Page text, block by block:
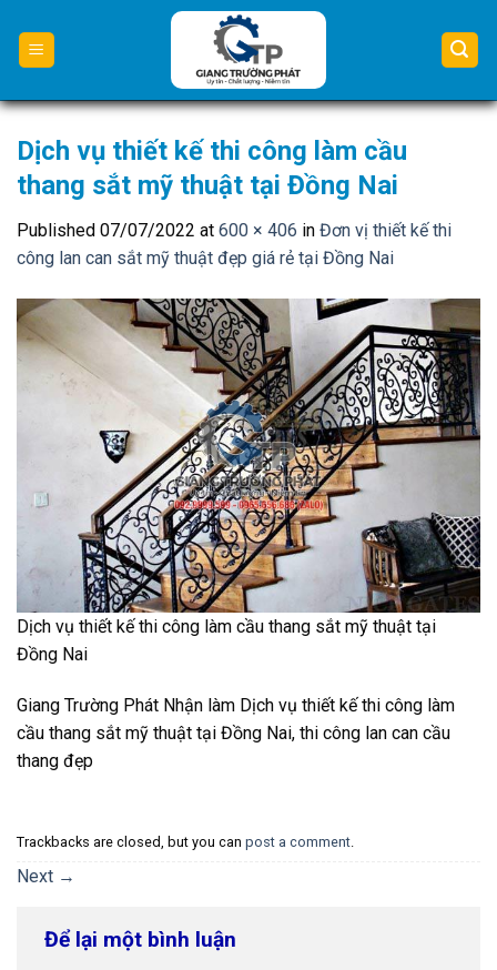
content
Dịch vụ thiết kế thi công làm cầu
thang sắt mỹ thuật tại Đồng Nai
Published 07/07/2022 at 600 × 406 in Đơn vị thiết kế thi
công lan can sắt mỹ thuật đẹp giá rẻ tại Đồng Nai
Dịch vụ thiết kế thi công làm cầu thang sắt mỹ thuật tại
Đồng Nai
Giang Trường Phát Nhận làm Dịch vụ thiết kế thi công làm
cầu thang sắt mỹ thuật tại Đồng Nai, thi công lan can cầu
thang đẹp
Trackbacks are closed, but you can post a comment
Next →
Để lại một bình luận